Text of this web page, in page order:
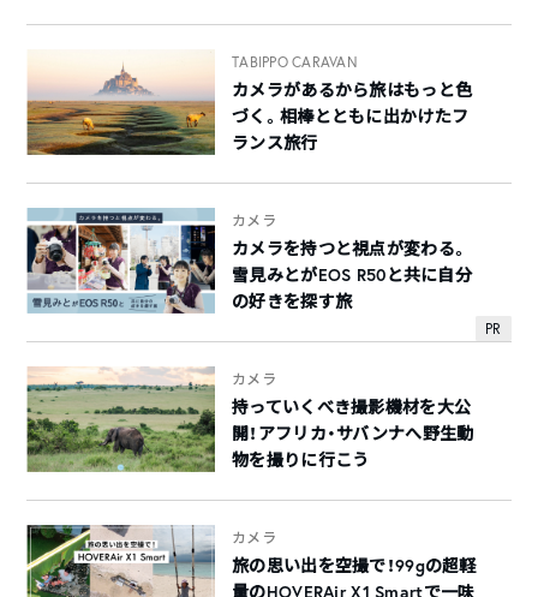
TABIPPO CARAVAN
カメラがあるから旅はもっと色
づく。相棒とともに出かけたフ
ランス旅行
PR
カメラ
カメラを持つと視点が変わる。
雪見みとがEOS R50と共に自分
の好きを探す旅
カメラ
持っていくべき撮影機材を大公
開！アフリカ・サバンナへ野生動
物を撮りに行こう
カメラ
旅の思い出を空撮で！99gの超軽
量のHOVERAir X1 Smartで一味